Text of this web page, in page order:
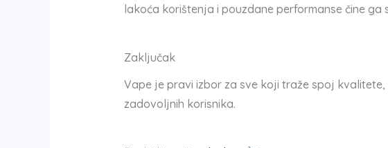
lakoća korištenja i pouzdane performanse čine ga
Zaključak
Vape je pravi izbor za sve koji traže spoj
zadovoljnih korisnika.